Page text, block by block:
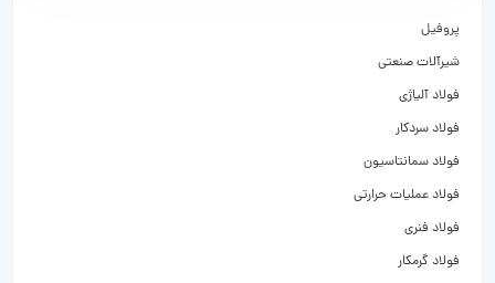
پروفیل
شیرآلات صنعتی
فولاد آلیاژی
فولاد سردکار
فولاد سمانتاسیون
فولاد عملیات حرارتی
فولاد فنری
فولاد گرمکار